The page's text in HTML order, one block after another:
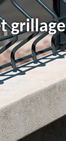
grillage